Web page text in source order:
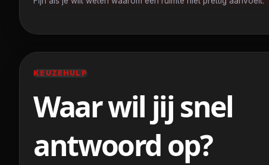
KEUZEHULP
Waar wil jij snel
antwoord op?